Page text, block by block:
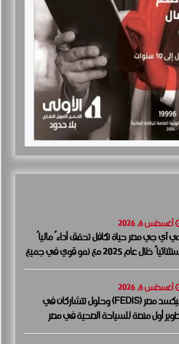
أغسطس 6, 2026
آي جي مصر حياة تكافل تحقق أداءً مالياً
استثنائياً خلال عام 2025 مع نمو قوي في جميع
المالية الرئيسية
أغسطس 6, 2026
فيكسد مصر (FEDIS) وحلول تتشاركان في
أول منصة للسياحة الصحية في مصر
الأوسط وأفريقيا..